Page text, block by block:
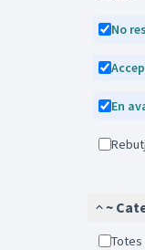
No
En
~
Totes